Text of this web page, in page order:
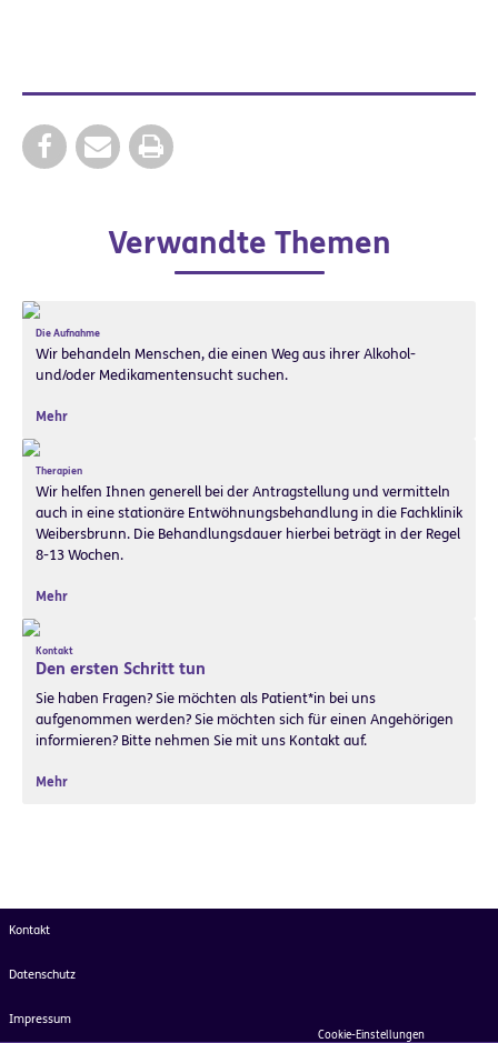
Verwandte Themen
Die Aufnahme
Wir behandeln Menschen, die einen Weg aus ihrer Alkohol-
und/oder Medikamentensucht suchen.
Mehr
Therapien
Wir helfen Ihnen generell bei der Antragstellung und vermitteln
auch in eine stationäre Entwöhnungsbehandlung in die Fachklinik
Weibersbrunn. Die Behandlungsdauer hierbei beträgt in der Regel
8-13 Wochen.
Mehr
Kontakt
Den ersten Schritt tun
Sie haben Fragen? Sie möchten als Patient*in bei uns
aufgenommen werden? Sie möchten sich für einen Angehörigen
informieren? Bitte nehmen Sie mit uns Kontakt auf.
Mehr
Kontakt
Datenschutz
Impressum
Cookie-Einstellungen